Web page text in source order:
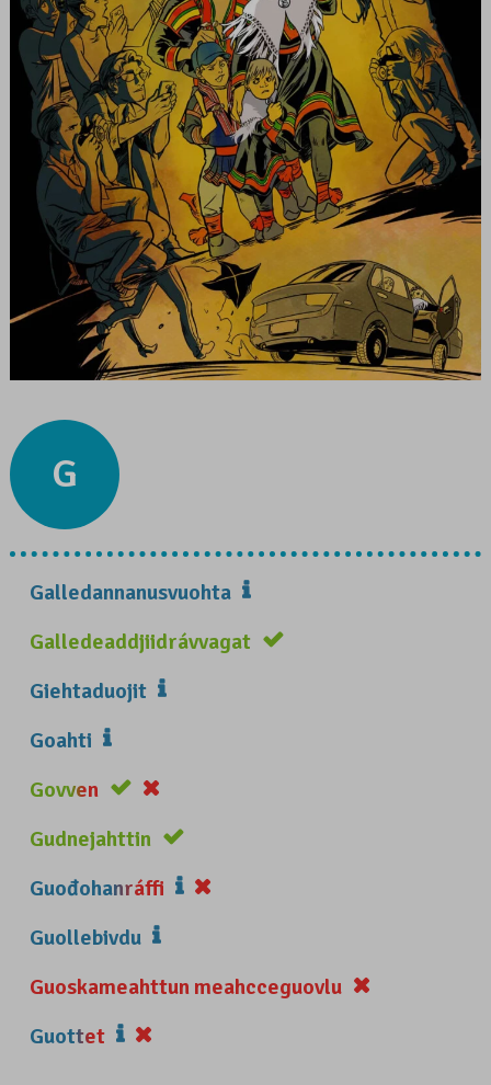
G
Galledannanusvuohta
Galledeaddjiidrávvagat
Giehtaduojit
Goahti
Govven
Gudnejahttin
Guođohanráffi
Guollebivdu
Guoskameahttun meahcceguovlu
Guottet